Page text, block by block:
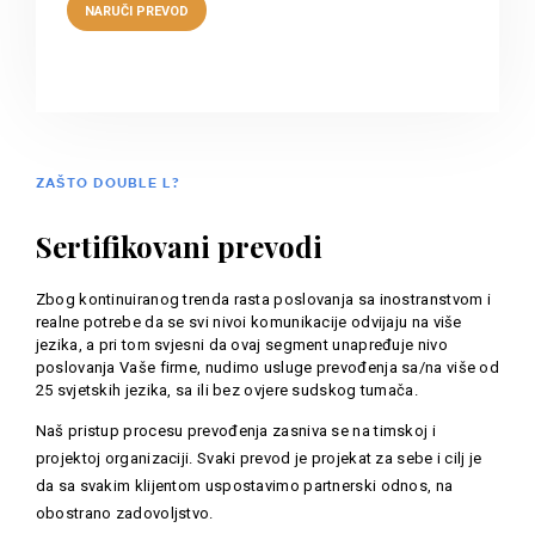
ZAŠTO DOUBLE L?
Sertifikovani prevodi
Zbog kontinuiranog trenda rasta poslovanja sa inostranstvom i
realne potrebe da se svi nivoi komunikacije odvijaju na više
jezika, a pri tom svjesni da ovaj segment unapređuje nivo
poslovanja Vaše firme, nudimo usluge prevođenja sa/na više od
25 svjetskih jezika, sa ili bez ovjere sudskog tumača.
Naš pristup procesu prevođenja zasniva se na timskoj i
projektoj organizaciji. Svaki prevod je projekat za sebe i cilj je
da sa svakim klijentom uspostavimo partnerski odnos, na
obostrano zadovoljstvo.